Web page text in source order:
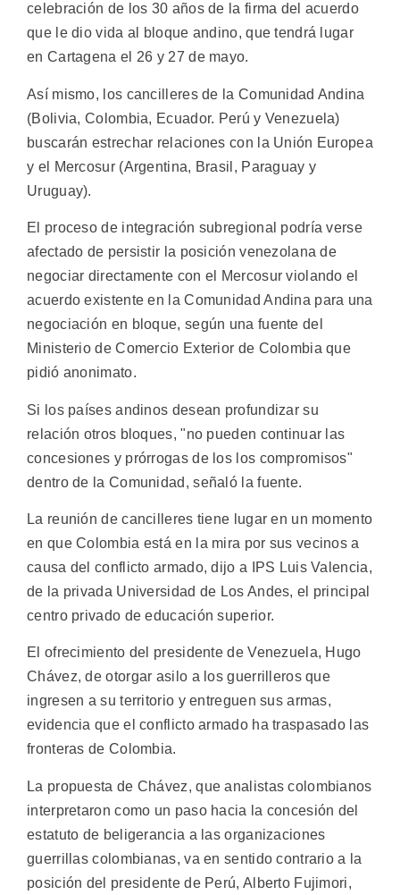
celebración de los 30 años de la firma del acuerdo
que le dio vida al bloque andino, que tendrá lugar
en Cartagena el 26 y 27 de mayo.
Así mismo, los cancilleres de la Comunidad Andina
(Bolivia, Colombia, Ecuador. Perú y Venezuela)
buscarán estrechar relaciones con la Unión Europea
y el Mercosur (Argentina, Brasil, Paraguay y
Uruguay).
El proceso de integración subregional podría verse
afectado de persistir la posición venezolana de
negociar directamente con el Mercosur violando el
acuerdo existente en la Comunidad Andina para una
negociación en bloque, según una fuente del
Ministerio de Comercio Exterior de Colombia que
pidió anonimato.
Si los países andinos desean profundizar su
relación otros bloques, "no pueden continuar las
concesiones y prórrogas de los los compromisos"
dentro de la Comunidad, señaló la fuente.
La reunión de cancilleres tiene lugar en un momento
en que Colombia está en la mira por sus vecinos a
causa del conflicto armado, dijo a IPS Luis Valencia,
de la privada Universidad de Los Andes, el principal
centro privado de educación superior.
El ofrecimiento del presidente de Venezuela, Hugo
Chávez, de otorgar asilo a los guerrilleros que
ingresen a su territorio y entreguen sus armas,
evidencia que el conflicto armado ha traspasado las
fronteras de Colombia.
La propuesta de Chávez, que analistas colombianos
interpretaron como un paso hacia la concesión del
estatuto de beligerancia a las organizaciones
guerrillas colombianas, va en sentido contrario a la
posición del presidente de Perú, Alberto Fujimori,